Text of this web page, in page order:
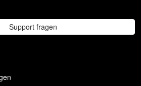
Support fragen